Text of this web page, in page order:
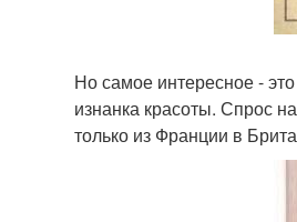
Но самое интересное -
изнанка красоты. Спрос
только из Франции в